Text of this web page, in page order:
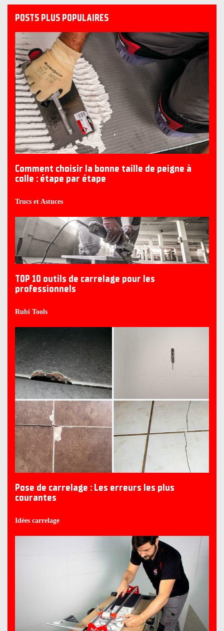
POSTS PLUS POPULAIRES
Comment choisir la bonne taille de peigne à
colle : étape par étape
Trucs et Astuces
TOP 10 outils de carrelage pour les
professionnels
Rubi Tools
Pose de carrelage : Les erreurs les plus
courantes
Idées carrelage